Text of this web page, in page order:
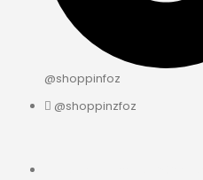
@shoppinfoz
@shoppinzfoz